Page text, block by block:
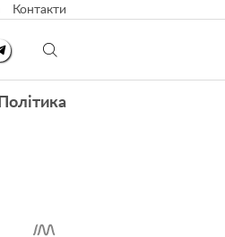
Контакти
Політика